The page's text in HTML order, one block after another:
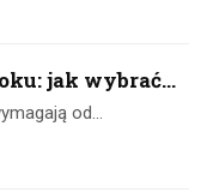
jak wybrać...
od…